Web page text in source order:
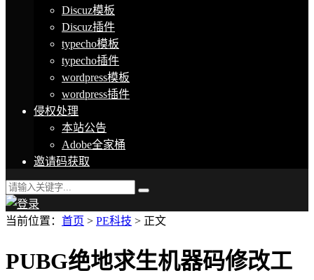
Discuz模板
Discuz插件
typecho模板
typecho插件
wordpress模板
wordpress插件
侵权处理
本站公告
Adobe全家桶
邀请码获取
当前位置： 首页 > PE科技 > 正文
PUBG绝地求生机器码修改工